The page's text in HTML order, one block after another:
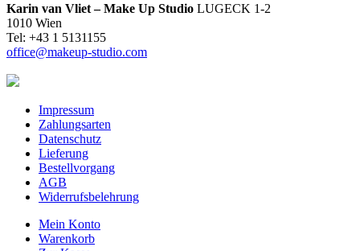
Karin van Vliet – Make Up Studio LUGECK 1-2
1010 Wien
Tel: +43 1 5131155
office@makeup-studio.com
Impressum
Zahlungsarten
Datenschutz
Lieferung
Bestellvorgang
AGB
Widerrufsbelehrung
Mein Konto
Warenkorb